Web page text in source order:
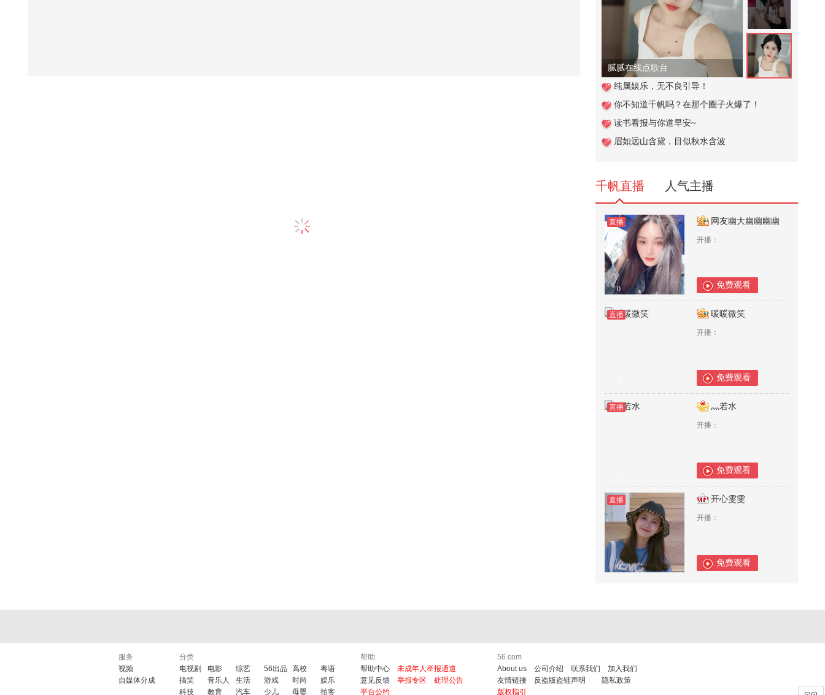
17,749
解锁芳香瑜伽新体验！一边沉浸式
拉伸，一边被香气包围，太治愈
啦！...
1,544
安排节奏贵宾进入宴会厅#小游戏
2,377
唢呐独奏电视剧《水浒传》主题曲
《好汉歌》，北京天坛琴之声民乐
辣妹子晴天已上线
纯属娱乐，无不良引导！
你不知道千帆吗？在那个圈子火爆了！
读书看报与你道早安~
眉如远山含黛，目似秋水含波
千帆直播 人气主播
直播
0
网友幽大幽幽幽幽
开播：
免费观看
直播 暖暖微笑
开播：
免费观看
直播 灬若水
开播：
免费观看
直播
0
开心雯雯
开播：
免费观看
服务
视频
自媒体分成
分类
电视剧
电影 综艺 56出品 高校
粤语
搞笑
音乐人 生活 游戏 时尚
娱乐
科技
教育 汽车 少儿 母婴 拍客
帮助
帮助中心
未成年人举报通道
意见反馈
举报专区
处理公告
平台公约
56.com
About us
公司介绍 联系我们
加入我们
友情链接
反盗版盗链声明
隐私政策
版权指引